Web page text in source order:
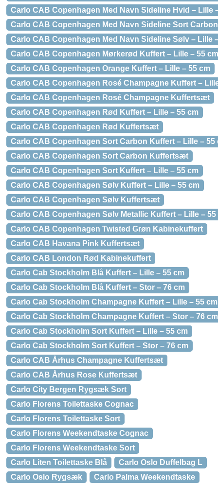
Carlo CAB Copenhagen Med Navn Sideline Hvid – Lille
Carlo CAB Copenhagen Med Navn Sideline Sort
Carlo CAB Copenhagen Med Navn Sideline Sølv – Lille
Carlo CAB Copenhagen Mørkerød Kuffert – Lille – 55 cm
Carlo CAB Copenhagen Orange Kuffert – Lille – 55 cm
Carlo CAB Copenhagen Rosé Champagne Kuffert –
Carlo CAB Copenhagen Rosé Champagne Kuffertsæt
Carlo CAB Copenhagen Rød Kuffert – Lille – 55 cm
Carlo CAB Copenhagen Rød Kuffertsæt
Carlo CAB Copenhagen Sort Carbon Kuffert – Lille – 55
Carlo CAB Copenhagen Sort Carbon Kuffertsæt
Carlo CAB Copenhagen Sort Kuffert – Lille – 55 cm
Carlo CAB Copenhagen Sølv Kuffert – Lille – 55 cm
Carlo CAB Copenhagen Sølv Kuffertsæt
Carlo CAB Copenhagen Sølv Metallic Kuffert – Lille – 55
Carlo CAB Copenhagen Twisted Grøn Kabinekuffert
Carlo CAB Havana Pink Kuffertsæt
Carlo CAB London Rød Kabinekuffert
Carlo Cab Stockholm Blå Kuffert – Lille – 55 cm
Carlo Cab Stockholm Blå Kuffert – Stor – 76 cm
Carlo Cab Stockholm Champagne Kuffert – Lille – 55 cm
Carlo Cab Stockholm Champagne Kuffert – Stor – 76 cm
Carlo Cab Stockholm Sort Kuffert – Lille – 55 cm
Carlo Cab Stockholm Sort Kuffert – Stor – 76 cm
Carlo CAB Århus Champagne Kuffertsæt
Carlo CAB Århus Rose Kuffertsæt
Carlo City Bergen Rygsæk Sort
Carlo Florens Toilettaske Cognac
Carlo Florens Toilettaske Sort
Carlo Florens Weekendtaske Cognac
Carlo Florens Weekendtaske Sort
Carlo Liten Toilettaske Blå
Carlo Oslo Duffelbag L
Carlo Oslo Rygsæk
Carlo Palma Weekendtaske